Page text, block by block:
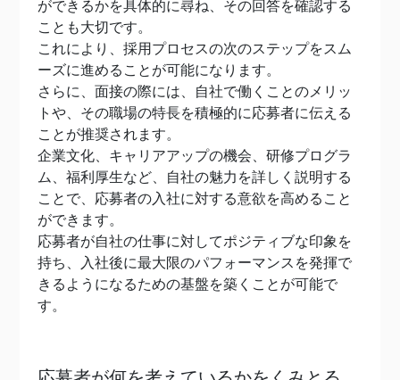
ができるかを具体的に尋ね、その回答を確認する
ことも大切です。
これにより、採用プロセスの次のステップをスム
ーズに進めることが可能になります。
さらに、面接の際には、自社で働くことのメリッ
トや、その職場の特長を積極的に応募者に伝える
ことが推奨されます。
企業文化、キャリアアップの機会、研修プログラ
ム、福利厚生など、自社の魅力を詳しく説明する
ことで、応募者の入社に対する意欲を高めること
ができます。
応募者が自社の仕事に対してポジティブな印象を
持ち、入社後に最大限のパフォーマンスを発揮で
きるようになるための基盤を築くことが可能で
す。